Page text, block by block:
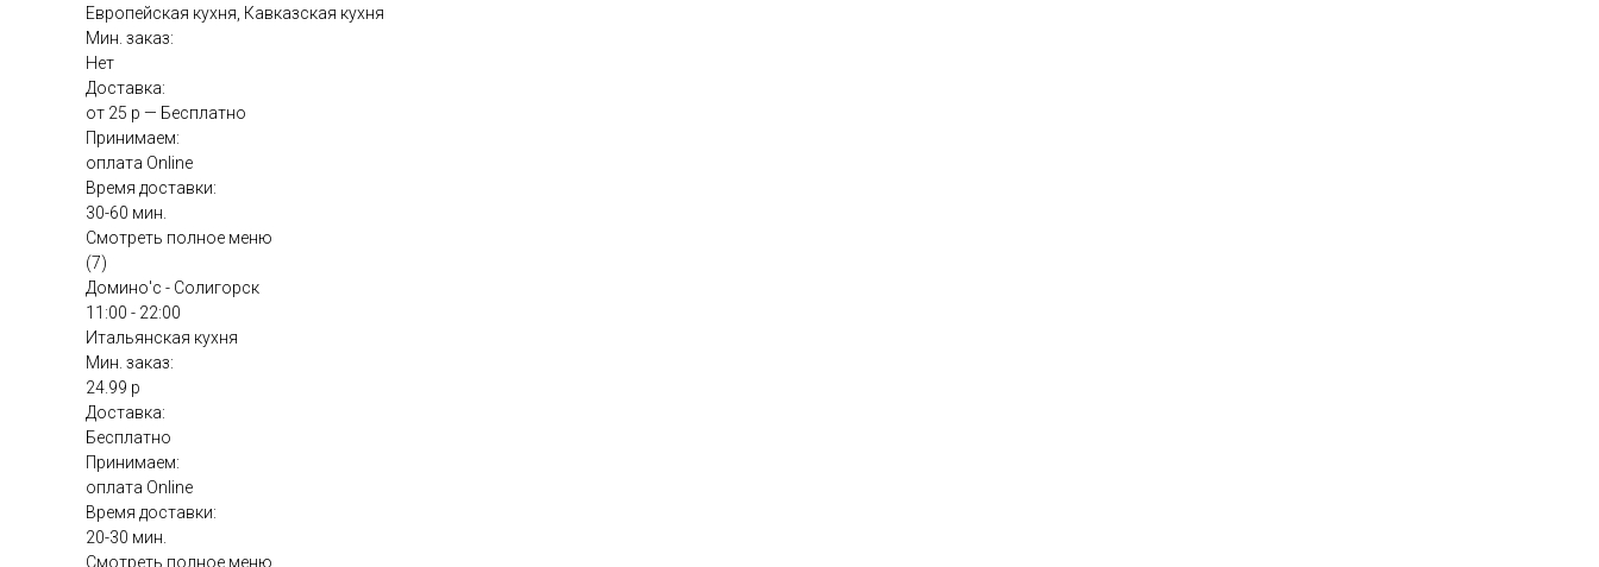
Европейская кухня, Кавказская кухня
Мин. заказ:
Нет
Доставка:
от 25 р — Бесплатно
Принимаем:
оплата Online
Время доставки:
30-60 мин.
Смотреть полное меню
(7)
Домино'с - Солигорск
11:00 - 22:00
Итальянская кухня
Мин. заказ:
24.99 р
Доставка:
Бесплатно
Принимаем:
оплата Online
Время доставки:
20-30 мин.
Смотреть полное меню